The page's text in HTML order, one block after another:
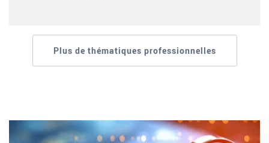
Plus de thématiques professionnelles